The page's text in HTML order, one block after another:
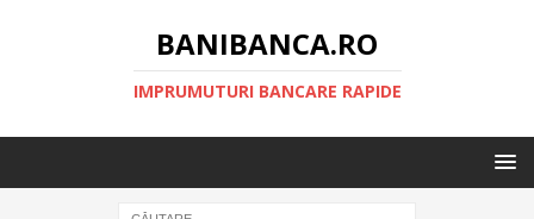
BANIBANCA.RO
IMPRUMUTURI BANCARE RAPIDE